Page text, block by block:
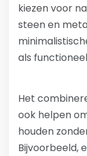
kiezen voor
steen en
als
Het
ook helpen
houden
Bijvoorbeeld,